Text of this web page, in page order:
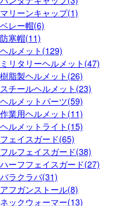
マリーンキャップ(1)
ベレー帽(6)
防寒帽(11)
ヘルメット(129)
ミリタリーヘルメット(47)
樹脂製ヘルメット(26)
スチールヘルメット(23)
ヘルメットパーツ(59)
作業用ヘルメット(11)
ヘルメットライト(15)
フェイスガード(65)
フルフェイスガード(38)
ハーフフェイスガード(27)
バラクラバ(31)
アフガンストール(8)
ネックウォーマー(13)